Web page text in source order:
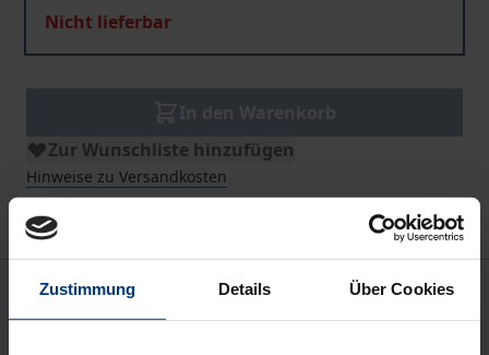
Zustimmung Details Über Cookies
Nicht lieferbar
Zur Wunschliste hinzufügen
Hinweise zu Versandkosten
Beschreibung